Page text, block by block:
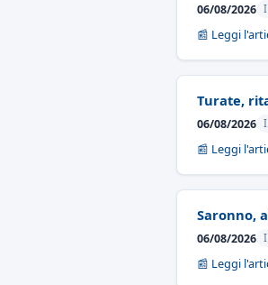
06/08/2026
📰 Leggi
Turate,
06/08/2026
📰 Leggi
Saronno,
06/08/2026
📰 Leggi